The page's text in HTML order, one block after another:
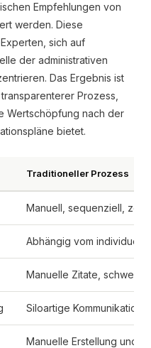
Empfehlungen von
werden. Diese
sich auf
der administrativen
Das Ergebnis ist
Prozess,
Wertschöpfung nach der
bietet.
Traditioneller Prozess
Manuell, sequenziell,
Abhängig vom
Manuelle Zitate, schwer
Siloartige Kommunikation
Manuelle Erstellung und